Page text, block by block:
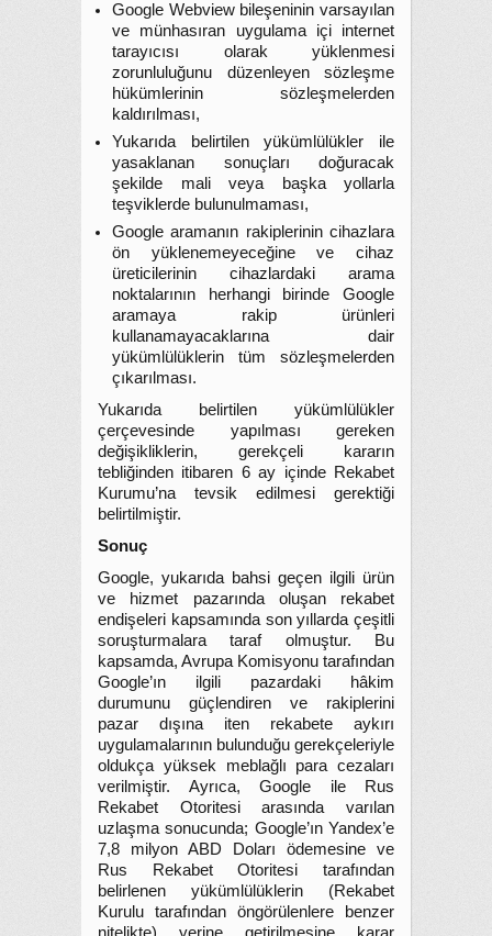
Google Webview bileşeninin varsayılan
ve münhasıran uygulama içi internet
tarayıcısı olarak yüklenmesi
zorunluluğunu düzenleyen sözleşme
hükümlerinin sözleşmelerden
kaldırılması,
Yukarıda belirtilen yükümlülükler ile
yasaklanan sonuçları doğuracak
şekilde mali veya başka yollarla
teşviklerde bulunulmaması,
Google aramanın rakiplerinin cihazlara
ön yüklenemeyeceğine ve cihaz
üreticilerinin cihazlardaki arama
noktalarının herhangi birinde Google
aramaya rakip ürünleri
kullanamayacaklarına dair
yükümlülüklerin tüm sözleşmelerden
çıkarılması.
Yukarıda belirtilen yükümlülükler
çerçevesinde yapılması gereken
değişikliklerin, gerekçeli kararın
tebliğinden itibaren 6 ay içinde Rekabet
Kurumu’na tevsik edilmesi gerektiği
belirtilmiştir.
Sonuç
Google, yukarıda bahsi geçen ilgili ürün
ve hizmet pazarında oluşan rekabet
endişeleri kapsamında son yıllarda çeşitli
soruşturmalara taraf olmuştur. Bu
kapsamda, Avrupa Komisyonu tarafından
Google’ın ilgili pazardaki hâkim
durumunu güçlendiren ve rakiplerini
pazar dışına iten rekabete aykırı
uygulamalarının bulunduğu gerekçeleriyle
oldukça yüksek meblağlı para cezaları
verilmiştir. Ayrıca, Google ile Rus
Rekabet Otoritesi arasında varılan
uzlaşma sonucunda; Google’ın Yandex’e
7,8 milyon ABD Doları ödemesine ve
Rus Rekabet Otoritesi tarafından
belirlenen yükümlülüklerin (Rekabet
Kurulu tarafından öngörülenlere benzer